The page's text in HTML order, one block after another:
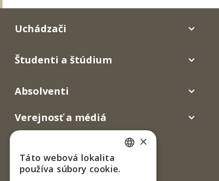
Uchádzači
Študenti a štúdium
Absolventi
Verejnosť a médiá
×
Táto webová lokalita
používa súbory cookie.